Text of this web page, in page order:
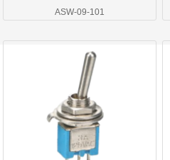
ASW-09-101